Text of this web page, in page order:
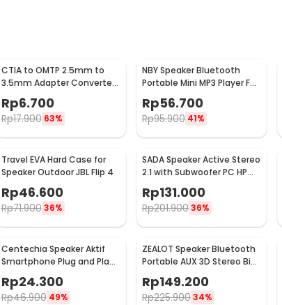
CTIA to OMTP 2.5mm to
3.5mm Adapter Converter
For Sony HTC Earphones
Rp6.700
Rp17.900 63%
NBY Speaker Bluetooth
Portable Mini MP3 Player FM
Radio 3W - TD-V26
Rp56.700
Rp95.900 41%
Travel EVA Hard Case for
Speaker Outdoor JBL Flip 4
Rp46.600
Rp71.900 36%
SADA Speaker Active Stereo
2.1 with Subwoofer PC HP
USB Power 6W - D-202
Rp131.000
Rp201.90036%
Centechia Speaker Aktif
Smartphone Plug and Play
Jack 3.5mm AUX - DN828
Rp24.300
Rp46.900 49%
ZEALOT Speaker Bluetooth
Portable AUX 3D Stereo Big
Rp149.200
Rp225.90034%